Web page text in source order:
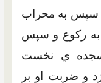
سپس به محراب
به رکوع و سپس
ي نخست
و ضربت او بر